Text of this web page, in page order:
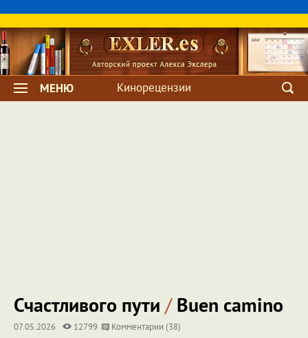
МЕНЮ Кинорецензии
Счастливого пути /Buen camino
07.05.2026 12799 Комментарии (38)